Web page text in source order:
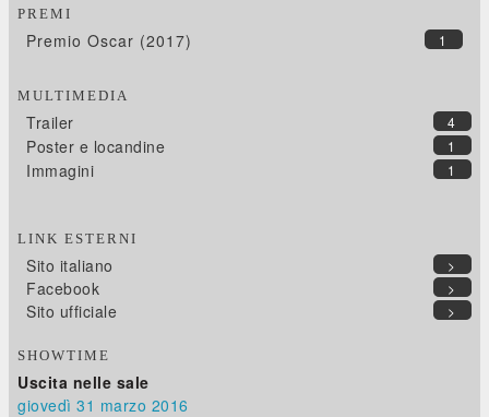
PREMI
1
Premio Oscar (2017)
MULTIMEDIA
4
Trailer
1
Poster e locandine
1
Immagini
LINK ESTERNI
>
Sito italiano
>
Facebook
>
Sito ufficiale
SHOWTIME
Uscita nelle sale
giovedì 31 marzo 2016